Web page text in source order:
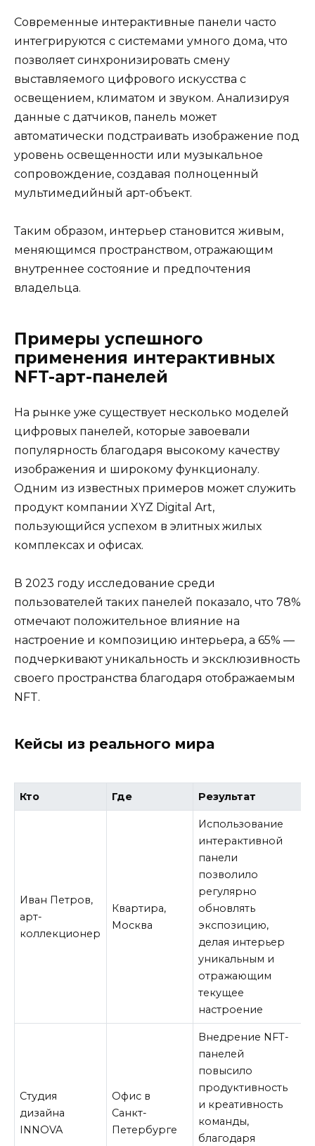
Современные интерактивные панели часто
интегрируются с системами умного дома, что
позволяет синхронизировать смену
выставляемого цифрового искусства с
освещением, климатом и звуком. Анализируя
данные с датчиков, панель может
автоматически подстраивать изображение под
уровень освещенности или музыкальное
сопровождение, создавая полноценный
мультимедийный арт-объект.
Таким образом, интерьер становится живым,
меняющимся пространством, отражающим
внутреннее состояние и предпочтения
владельца.
Примеры успешного
применения интерактивных
NFT-арт-панелей
На рынке уже существует несколько моделей
цифровых панелей, которые завоевали
популярность благодаря высокому качеству
изображения и широкому функционалу.
Одним из известных примеров может служить
продукт компании XYZ Digital Art,
пользующийся успехом в элитных жилых
комплексах и офисах.
В 2023 году исследование среди
пользователей таких панелей показало, что 78%
отмечают положительное влияние на
настроение и композицию интерьера, а 65% —
подчеркивают уникальность и эксклюзивность
своего пространства благодаря отображаемым
NFT.
Кейсы из реального мира
Кто Где Результат
Иван Петров,
арт-
коллекционер
Квартира,
Москва
Использование
интерактивной
панели
позволило
регулярно
обновлять
экспозицию,
делая интерьер
уникальным и
отражающим
текущее
настроение
Студия
дизайна
INNOVA
Офис в
Санкт-
Петербурге
Внедрение NFT-
панелей
повысило
продуктивность
и креативность
команды,
благодаря